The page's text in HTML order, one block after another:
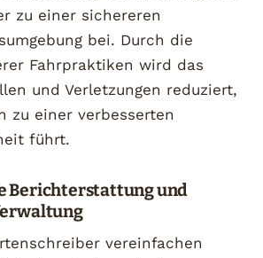
zu einer sichereren
bei. Durch die
Fahrpraktiken wird das
und Verletzungen reduziert,
zu einer verbesserten
führt.
Berichterstattung und
vereinfachen